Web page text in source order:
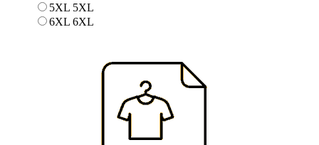
5XL 5XL
6XL 6XL